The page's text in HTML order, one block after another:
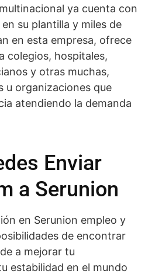
ya cuenta con
su plantilla y miles de
en esta empresa, ofrece
colegios, hospitales,
y otras muchas,
u organizaciones que
atendiendo la demanda
Enviar
a Serunion
en Serunion empleo y
de encontrar
a mejorar tu
estabilidad en el mundo